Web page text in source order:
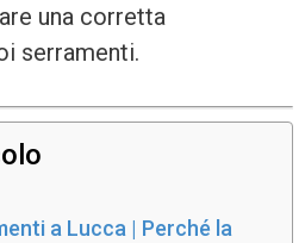
una corretta
serramenti.
a Lucca | Perché la